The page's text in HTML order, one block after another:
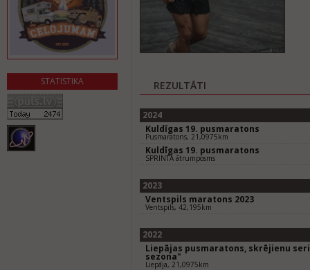
STATISTIKA REZULTĀTI
2024
Kuldīgas 19. pusmaratons
Pusmaratons, 21,0975km
Kuldīgas 19. pusmaratons
SPRINTA ātrumposms
2023
Ventspils maratons 2023
Ventspils, 42,195km
2022
Liepājas pusmaratons, skrējienu
sezona"
Liepāja, 21,0975km